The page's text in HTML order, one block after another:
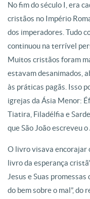
No fim do século I, era
cristãos no Império
dos imperadores. Tudo
continuou na terrível
Muitos cristãos foram
estavam desanimados,
às práticas pagãs. Isso
igrejas da Ásia Menor:
Tiatira, Filadélfia e
que São João escreveu o
O livro visava encorajar
livro da esperança
Jesus e Suas
do bem sobre o mal”, do